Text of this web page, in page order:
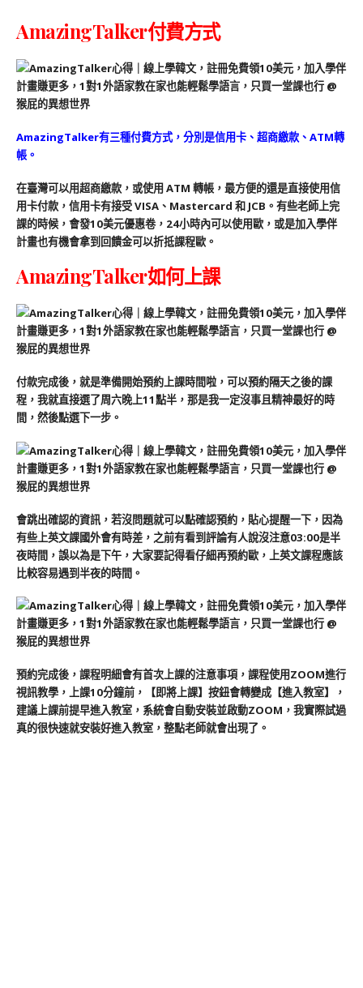
AmazingTalker付費方式
AmazingTalker有三種付費方式，分別是信用卡、超商繳款、ATM轉
帳。
在臺灣可以用超商繳款，或使用 ATM 轉帳，最方便的還是直接使用信
用卡付款，信用卡有接受 VISA、Mastercard 和 JCB。有些老師上完
課的時候，會發10美元優惠卷，24小時內可以使用歐，或是加入學伴
計畫也有機會拿到回饋金可以折抵課程歐。
AmazingTalker如何上課
付款完成後，就是準備開始預約上課時間啦，可以預約隔天之後的課
程，我就直接選了周六晚上11點半，那是我一定沒事且精神最好的時
間，然後點選下一步。
會跳出確認的資訊，若沒問題就可以點確認預約，貼心提醒一下，因為
有些上英文課國外會有時差，之前有看到評論有人說沒注意03:00是半
夜時間，誤以為是下午，大家要記得看仔細再預約歐，上英文課程應該
比較容易遇到半夜的時間。
預約完成後，課程明細會有首次上課的注意事項，課程使用ZOOM進行
視訊教學，上課10分鐘前，【即將上課】按鈕會轉變成【進入教室】，
建議上課前提早進入教室，系統會自動安裝並啟動ZOOM，我實際試過
真的很快速就安裝好進入教室，整點老師就會出現了。